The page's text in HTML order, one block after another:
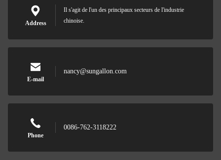
Address
Il s'agit de l'un des principaux secteurs de l'industrie
chinoise.
E-mail
nancy@sungallon.com
Phone
0086-762-3118222